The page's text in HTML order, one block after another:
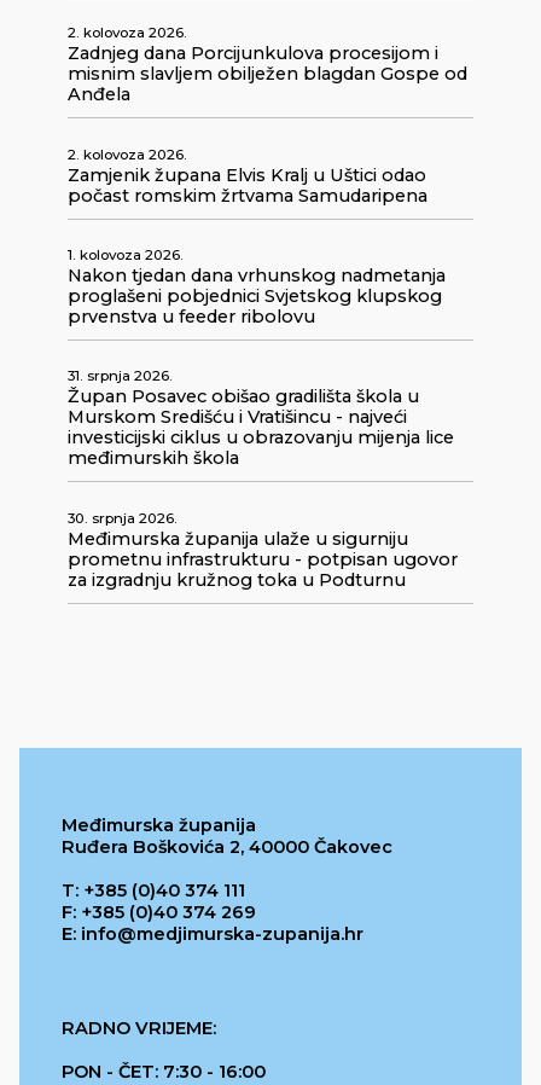
2. kolovoza 2026.
Zadnjeg dana Porcijunkulova procesijom i
misnim slavljem obilježen blagdan Gospe od
Anđela
2. kolovoza 2026.
Zamjenik župana Elvis Kralj u Uštici odao
počast romskim žrtvama Samudaripena
1. kolovoza 2026.
Nakon tjedan dana vrhunskog nadmetanja
proglašeni pobjednici Svjetskog klupskog
prvenstva u feeder ribolovu
31. srpnja 2026.
Župan Posavec obišao gradilišta škola u
Murskom Središću i Vratišincu - najveći
investicijski ciklus u obrazovanju mijenja lice
međimurskih škola
30. srpnja 2026.
Međimurska županija ulaže u sigurniju
prometnu infrastrukturu - potpisan ugovor
za izgradnju kružnog toka u Podturnu
Međimurska županija
Ruđera Boškovića 2, 40000 Čakovec
T: +385 (0)40 374 111
F: +385 (0)40 374 269
E: info@medjimurska-zupanija.hr
RADNO VRIJEME:
PON - ČET: 7:30 - 16:00